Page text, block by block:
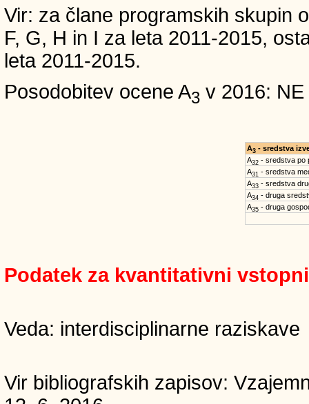
Vir: za člane programskih skupin
F, G, H in I za leta 2011-2015,
leta 2011-2015.
Posodobitev ocene A3 v 2016: NE
A3- sredstva
A32- sredstva po
A31 - sredstva
A33- sredstva
A34 - druga
A35- druga
Podatek za kvantitativni
Veda: interdisciplinarne raziskave
Vir bibliografskih zapisov: